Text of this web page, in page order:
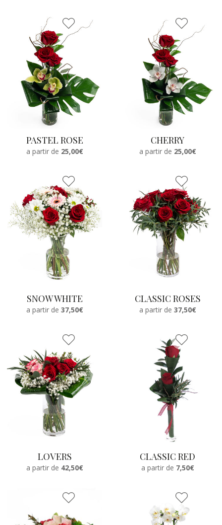
PASTEL ROSE
a partir de 25,00€
CHERRY
a partir de 25,00€
SNOW WHITE
a partir de 37,50€
CLASSIC ROSES
a partir de 37,50€
LOVERS
a partir de 42,50€
CLASSIC RED
a partir de 7,50€